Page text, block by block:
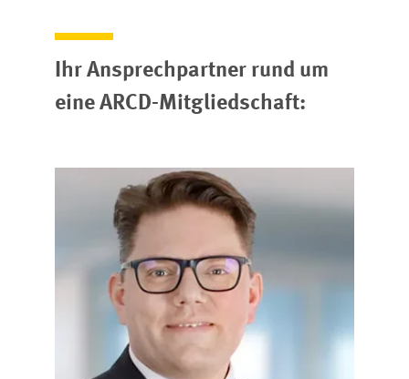
Ihr Ansprechpartner rund um
eine ARCD-Mitgliedschaft: